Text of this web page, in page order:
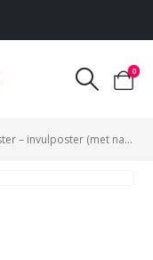
0
(met naam & datum)